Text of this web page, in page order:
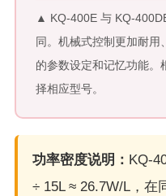
▲ KQ-400E 与 KQ-
同。机械式控制更加耐用
的参数设定和记忆功能。
择相应型号。
功率密度说明： KQ-
÷ 15L ≈ 26.7W/L，在